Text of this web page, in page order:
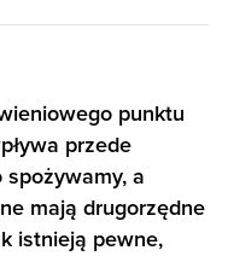
punktu
przede
a
mają drugorzędne
istnieją pewne,